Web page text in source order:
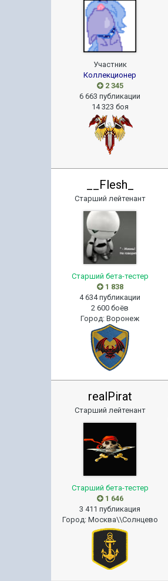
Участник
Коллекционер
2 345
6 663 публикации
14 323 боя
__Flesh_
Старший лейтенант
Старший бета-тестер
1 838
4 634 публикации
2 600 боёв
Город:Воронеж
realPirat
Старший лейтенант
Старший бета-тестер
1 646
3 411 публикация
Город: Москва\\Солнцево